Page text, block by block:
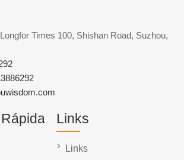
Times 100, Shishan Road, Suzhou,
Links
Links